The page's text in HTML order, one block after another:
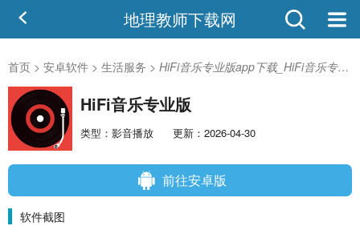
地理教师下载网
首页 > 安卓软件 > 生活服务 > HiFi音乐专业版app下载_HiFi音乐专业版安卓版
HiFi音乐专业版
类型：影音播放 更新：2026-04-30
前往安卓版
软件截图